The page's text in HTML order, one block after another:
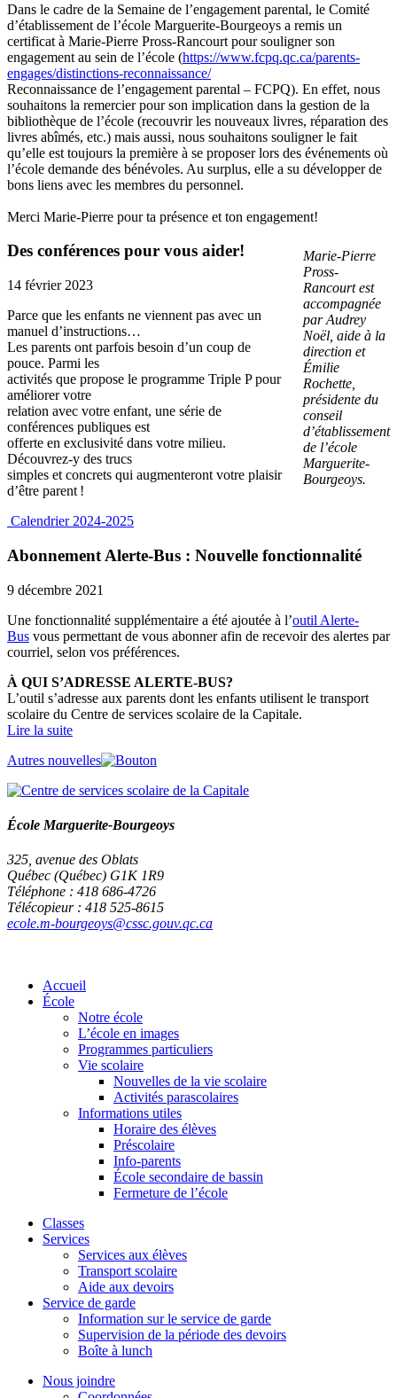
Dans le cadre de la Semaine de l’engagement parental, le Comité
d’établissement de l’école Marguerite-Bourgeoys a remis un
certificat à Marie-Pierre Pross-Rancourt pour souligner son
engagement au sein de l’école (https://www.fcpq.qc.ca/parents-
engages/distinctions-reconnaissance/
Reconnaissance de l’engagement parental – FCPQ). En effet, nous
souhaitons la remercier pour son implication dans la gestion de la
bibliothèque de l’école (recouvrir les nouveaux livres, réparation des
livres abîmés, etc.) mais aussi, nous souhaitons souligner le fait
qu’elle est toujours la première à se proposer lors des événements où
l’école demande des bénévoles. Au surplus, elle a su développer de
bons liens avec les membres du personnel.
Merci Marie-Pierre pour ta présence et ton engagement!
Marie-Pierre
Pross-
Rancourt est
accompagnée
par Audrey
Noël, aide à la
direction et
Émilie
Rochette,
présidente du
conseil
d’établissement
de l’école
Marguerite-
Bourgeoys.
Des conférences pour vous aider!
14 février 2023
Parce que les enfants ne viennent pas avec un
manuel d’instructions…
Les parents ont parfois besoin d’un coup de
pouce. Parmi les
activités que propose le programme Triple P pour
améliorer votre
relation avec votre enfant, une série de
conférences publiques est
offerte en exclusivité dans votre milieu.
Découvrez-y des trucs
simples et concrets qui augmenteront votre plaisir
d’être parent !
Calendrier 2024-2025
Abonnement Alerte-Bus : Nouvelle fonctionnalité
9 décembre 2021
Une fonctionnalité supplémentaire a été ajoutée à l’outil Alerte-
Bus vous permettant de vous abonner afin de recevoir des alertes par
courriel, selon vos préférences.
À QUI S’ADRESSE ALERTE-BUS?
L’outil s’adresse aux parents dont les enfants utilisent le transport
scolaire du Centre de services scolaire de la Capitale.
Lire la suite
Autres nouvelles
École Marguerite-Bourgeoys
325, avenue des Oblats
Québec (Québec) G1K 1R9
Téléphone : 418 686-4726
Télécopieur : 418 525-8615
ecole.m-bourgeoys@cssc.gouv.qc.ca
Accueil
École
Notre école
L’école en images
Programmes particuliers
Vie scolaire
Nouvelles de la vie scolaire
Activités parascolaires
Informations utiles
Horaire des élèves
Préscolaire
Info-parents
École secondaire de bassin
Fermeture de l’école
Classes
Services
Services aux élèves
Transport scolaire
Aide aux devoirs
Service de garde
Information sur le service de garde
Supervision de la période des devoirs
Boîte à lunch
Nous joindre